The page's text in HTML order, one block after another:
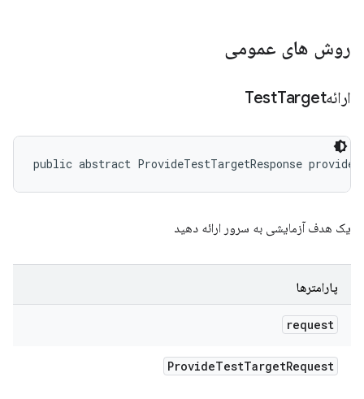
روش های عمومی
ارائهTestTarget
public abstract ProvideTestTargetResponse
یک هدف آزمایشی به سرور ارائه دهید
پارامترها
request
ProvideTestTargetRequest